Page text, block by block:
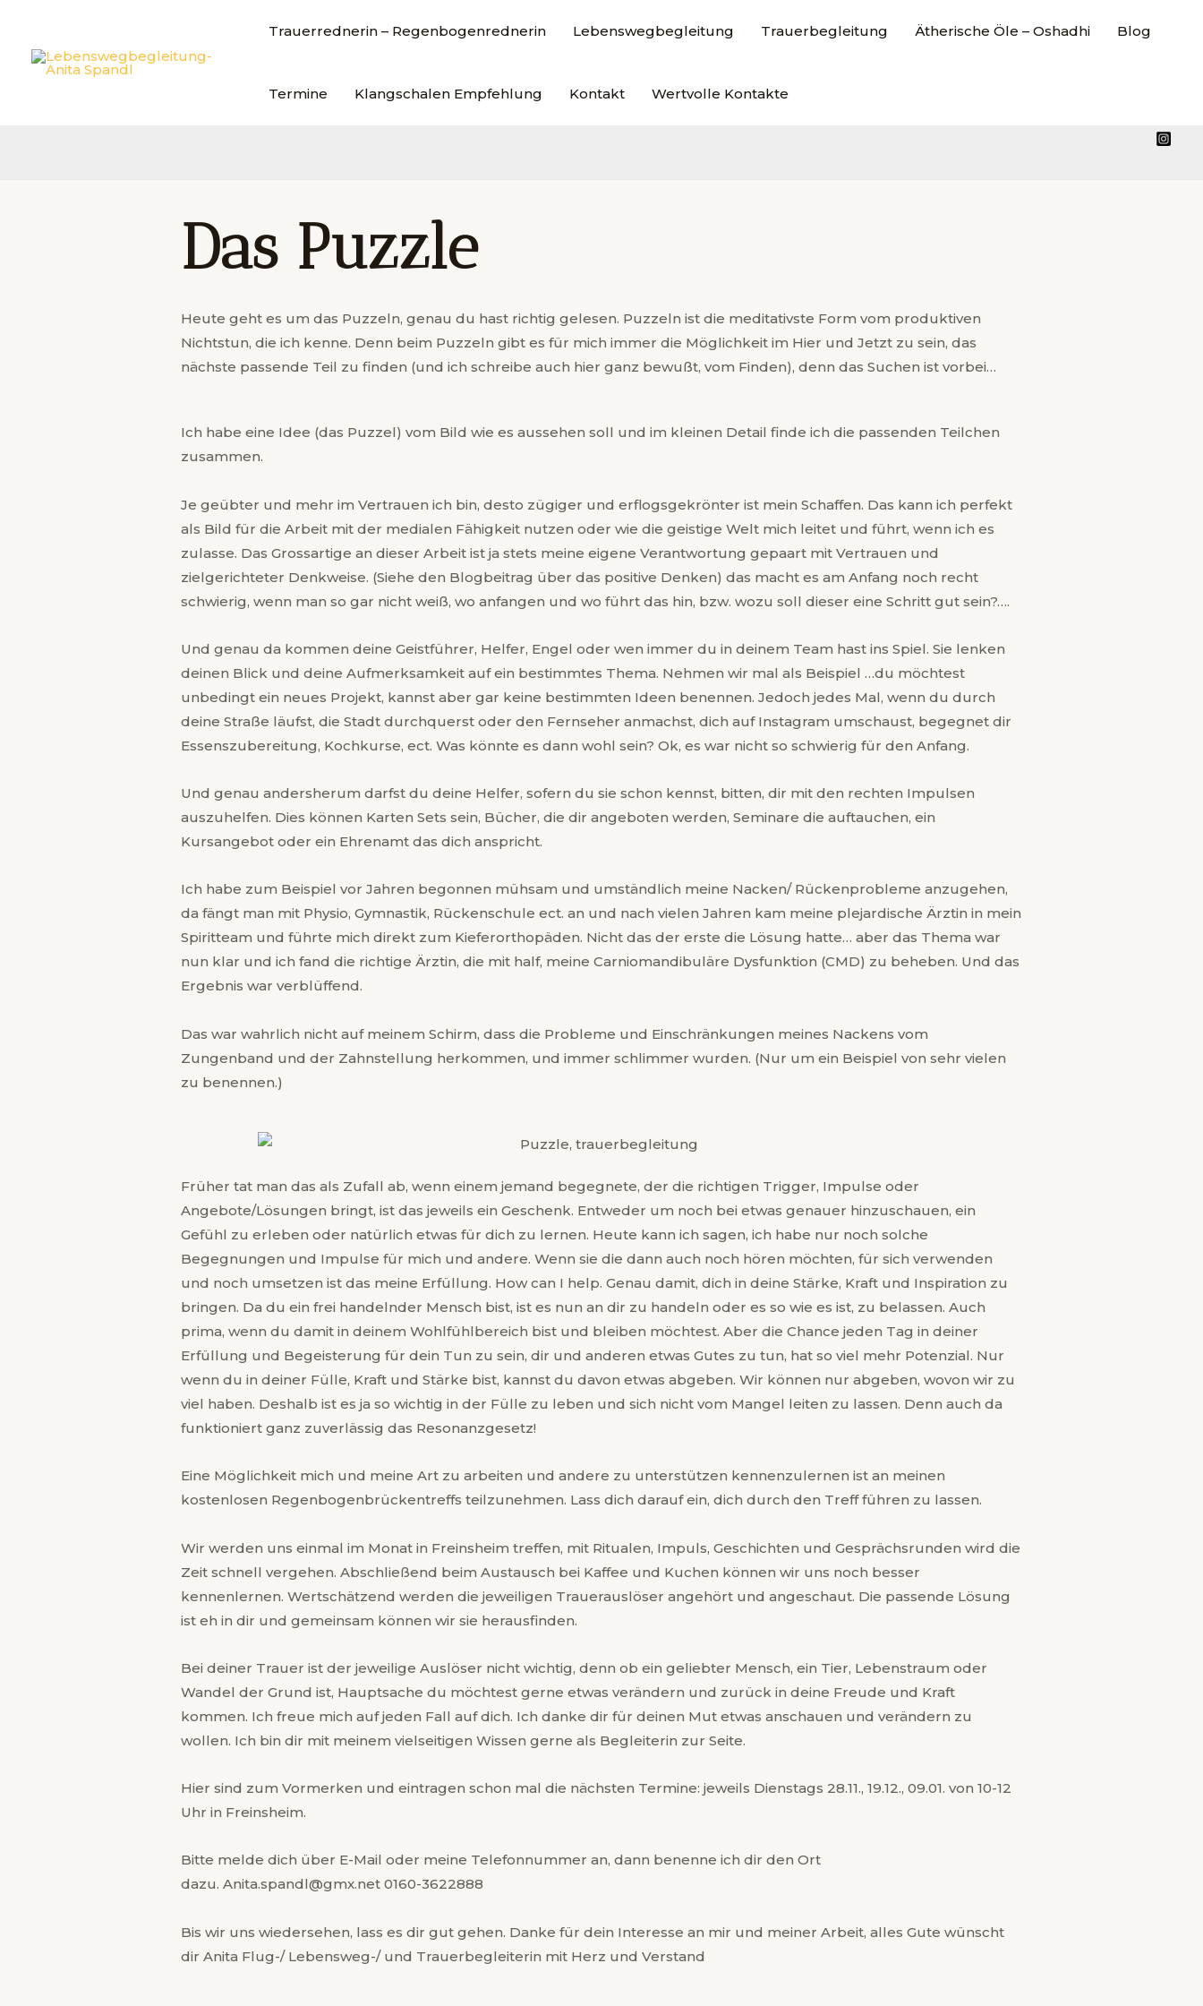
Trauerrednerin – Regenbogenrednerin Lebenswegbegleitung Trauerbegleitung Ätherische Öle – Oshadhi Blog
Termine Klangschalen Empfehlung Kontakt Wertvolle Kontakte
Das Puzzle
Heute geht es um das Puzzeln, genau du hast richtig gelesen. Puzzeln ist die meditativste Form vom produktiven
Nichtstun, die ich kenne. Denn beim Puzzeln gibt es für mich immer die Möglichkeit im Hier und Jetzt zu sein, das
nächste passende Teil zu finden (und ich schreibe auch hier ganz bewußt, vom Finden), denn das Suchen ist vorbei…
Ich habe eine Idee (das Puzzel) vom Bild wie es aussehen soll und im kleinen Detail finde ich die passenden Teilchen
zusammen.
Je geübter und mehr im Vertrauen ich bin, desto zügiger und erflogsgekrönter ist mein Schaffen. Das kann ich perfekt
als Bild für die Arbeit mit der medialen Fähigkeit nutzen oder wie die geistige Welt mich leitet und führt, wenn ich es
zulasse. Das Grossartige an dieser Arbeit ist ja stets meine eigene Verantwortung gepaart mit Vertrauen und
zielgerichteter Denkweise. (Siehe den Blogbeitrag über das positive Denken) das macht es am Anfang noch recht
schwierig, wenn man so gar nicht weiß, wo anfangen und wo führt das hin, bzw. wozu soll dieser eine Schritt gut sein?….
Und genau da kommen deine Geistführer, Helfer, Engel oder wen immer du in deinem Team hast ins Spiel. Sie lenken
deinen Blick und deine Aufmerksamkeit auf ein bestimmtes Thema. Nehmen wir mal als Beispiel …du möchtest
unbedingt ein neues Projekt, kannst aber gar keine bestimmten Ideen benennen. Jedoch jedes Mal, wenn du durch
deine Straße läufst, die Stadt durchquerst oder den Fernseher anmachst, dich auf Instagram umschaust, begegnet dir
Essenszubereitung, Kochkurse, ect. Was könnte es dann wohl sein? Ok, es war nicht so schwierig für den Anfang.
Und genau andersherum darfst du deine Helfer, sofern du sie schon kennst, bitten, dir mit den rechten Impulsen
auszuhelfen. Dies können Karten Sets sein, Bücher, die dir angeboten werden, Seminare die auftauchen, ein
Kursangebot oder ein Ehrenamt das dich anspricht.
Ich habe zum Beispiel vor Jahren begonnen mühsam und umständlich meine Nacken/ Rückenprobleme anzugehen,
da fängt man mit Physio, Gymnastik, Rückenschule ect. an und nach vielen Jahren kam meine plejardische Ärztin in mein
Spiritteam und führte mich direkt zum Kieferorthopäden. Nicht das der erste die Lösung hatte… aber das Thema war
nun klar und ich fand die richtige Ärztin, die mit half, meine Carniomandibuläre Dysfunktion (CMD) zu beheben. Und das
Ergebnis war verblüffend.
Das war wahrlich nicht auf meinem Schirm, dass die Probleme und Einschränkungen meines Nackens vom
Zungenband und der Zahnstellung herkommen, und immer schlimmer wurden. (Nur um ein Beispiel von sehr vielen
zu benennen.)
Früher tat man das als Zufall ab, wenn einem jemand begegnete, der die richtigen Trigger, Impulse oder
Angebote/Lösungen bringt, ist das jeweils ein Geschenk. Entweder um noch bei etwas genauer hinzuschauen, ein
Gefühl zu erleben oder natürlich etwas für dich zu lernen. Heute kann ich sagen, ich habe nur noch solche
Begegnungen und Impulse für mich und andere. Wenn sie die dann auch noch hören möchten, für sich verwenden
und noch umsetzen ist das meine Erfüllung. How can I help. Genau damit, dich in deine Stärke, Kraft und Inspiration zu
bringen. Da du ein frei handelnder Mensch bist, ist es nun an dir zu handeln oder es so wie es ist, zu belassen. Auch
prima, wenn du damit in deinem Wohlfühlbereich bist und bleiben möchtest. Aber die Chance jeden Tag in deiner
Erfüllung und Begeisterung für dein Tun zu sein, dir und anderen etwas Gutes zu tun, hat so viel mehr Potenzial. Nur
wenn du in deiner Fülle, Kraft und Stärke bist, kannst du davon etwas abgeben. Wir können nur abgeben, wovon wir zu
viel haben. Deshalb ist es ja so wichtig in der Fülle zu leben und sich nicht vom Mangel leiten zu lassen. Denn auch da
funktioniert ganz zuverlässig das Resonanzgesetz!
Eine Möglichkeit mich und meine Art zu arbeiten und andere zu unterstützen kennenzulernen ist an meinen
kostenlosen Regenbogenbrückentreffs teilzunehmen. Lass dich darauf ein, dich durch den Treff führen zu lassen.
Wir werden uns einmal im Monat in Freinsheim treffen, mit Ritualen, Impuls, Geschichten und Gesprächsrunden wird die
Zeit schnell vergehen. Abschließend beim Austausch bei Kaffee und Kuchen können wir uns noch besser
kennenlernen. Wertschätzend werden die jeweiligen Trauerauslöser angehört und angeschaut. Die passende Lösung
ist eh in dir und gemeinsam können wir sie herausfinden.
Bei deiner Trauer ist der jeweilige Auslöser nicht wichtig, denn ob ein geliebter Mensch, ein Tier, Lebenstraum oder
Wandel der Grund ist, Hauptsache du möchtest gerne etwas verändern und zurück in deine Freude und Kraft
kommen. Ich freue mich auf jeden Fall auf dich. Ich danke dir für deinen Mut etwas anschauen und verändern zu
wollen. Ich bin dir mit meinem vielseitigen Wissen gerne als Begleiterin zur Seite.
Hier sind zum Vormerken und eintragen schon mal die nächsten Termine: jeweils Dienstags 28.11., 19.12., 09.01. von 10-12
Uhr in Freinsheim.
Bitte melde dich über E-Mail oder meine Telefonnummer an, dann benenne ich dir den Ort
dazu. Anita.spandl@gmx.net 0160-3622888
Bis wir uns wiedersehen, lass es dir gut gehen. Danke für dein Interesse an mir und meiner Arbeit, alles Gute wünscht
dir Anita Flug-/ Lebensweg-/ und Trauerbegleiterin mit Herz und Verstand